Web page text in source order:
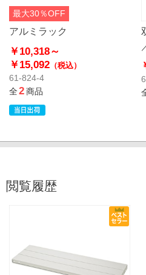
最大30％OFF
アルミラック
￥10,318～
￥15,092 （税込）
61-824-4
全2商品
閲覧履歴